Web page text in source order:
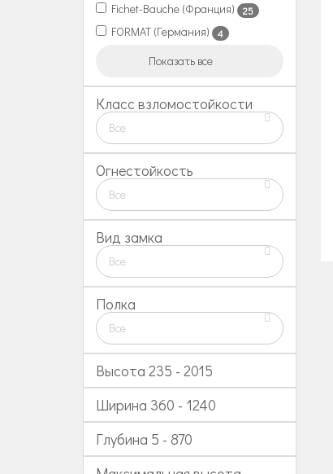
Fichet-Bauche (Франция) 25
FORMAT (Германия) 4
Показать все
Класс взломостойкости
Все
Огнестойкость
Все
Вид замка
Все
Полка
Все
Высота 235 - 2015
Ширина 360 - 1240
Глубина 5 - 870